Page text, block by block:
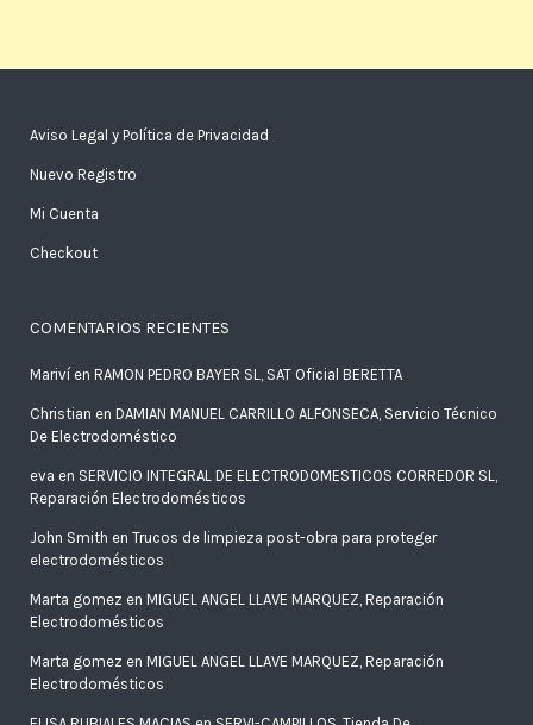
Aviso Legal y Política de Privacidad
Nuevo Registro
Mi Cuenta
Checkout
COMENTARIOS RECIENTES
Marivíen RAMON PEDRO BAYER SL, SAT Oficial BERETTA
Christian en DAMIAN MANUEL CARRILLO ALFONSECA, Servicio Técnico
De Electrodoméstico
eva en SERVICIO INTEGRAL DE ELECTRODOMESTICOS CORREDOR SL,
Reparación Electrodomésticos
John Smith en Trucos de limpieza post-obra para proteger
electrodomésticos
Marta gomez en MIGUEL ANGEL LLAVE MARQUEZ, Reparación
Electrodomésticos
Marta gomez en MIGUEL ANGEL LLAVE MARQUEZ, Reparación
Electrodomésticos